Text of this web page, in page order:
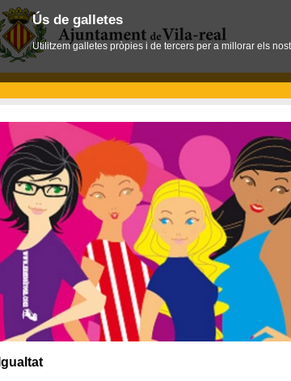
Igualtat
Ús de galletes
Utilitzem galletes pròpies i de tercers per a millorar els